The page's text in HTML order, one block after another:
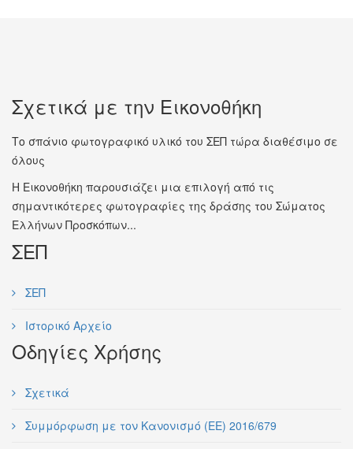
Σχετικά με την Εικονοθήκη
Το σπάνιο φωτογραφικό υλικό του ΣΕΠ τώρα διαθέσιμο σε
όλους
Η Εικονοθήκη παρουσιάζει μια επιλογή από τις
σημαντικότερες φωτογραφίες της δράσης του Σώματος
Ελλήνων Προσκόπων...
ΣΕΠ
ΣΕΠ
Ιστορικό Αρχείο
Οδηγίες Χρήσης
Σχετικά
Συμμόρφωση με τον Κανονισμό (ΕΕ) 2016/679